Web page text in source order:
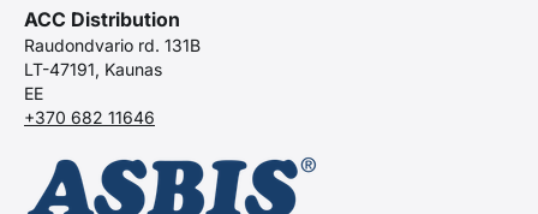
ACC Distribution
Raudondvario rd. 131B
LT-47191, Kaunas
EE
+370 682 11646